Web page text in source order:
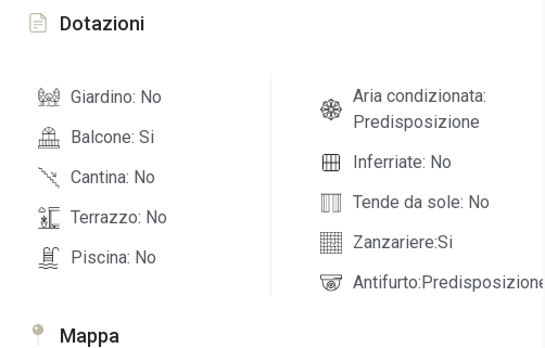
Dotazioni
Giardino: No
Balcone: Si
Cantina: No
Terrazzo: No
Piscina: No
Aria condizionata:
Predisposizione
Inferriate: No
Tende da sole: No
Zanzariere:Si
Antifurto:Predisposizione
Mappa